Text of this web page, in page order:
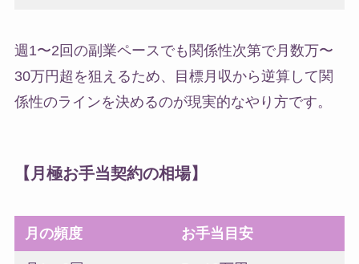
週1〜2回の副業ペースでも関係性次第で月数万〜
30万円超を狙えるため、目標月収から逆算して関
係性のラインを決めるのが現実的なやり方です。
【月極お手当契約の相場】
月の頻度 お手当目安